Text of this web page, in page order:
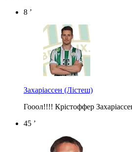
8 ’
Захаріассен (Лістеш)
Гооол!!!! Крістоффер
45 ’